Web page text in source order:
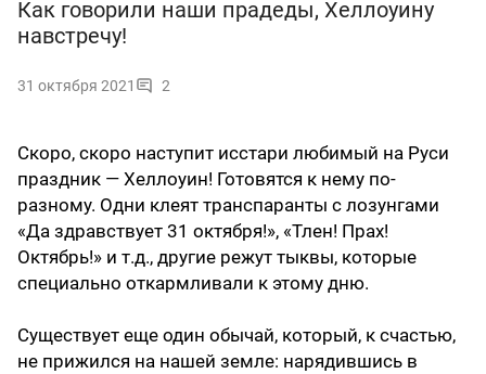
Как говорили наши прадеды, Хеллоуину
навстречу!
31 октября 2021 2
Скоро, скоро наступит исстари любимый на Руси
праздник — Хеллоуин! Готовятся к нему по-
разному. Одни клеят транспаранты с лозунгами
«Да здравствует 31 октября!», «Тлен! Прах!
Октябрь!» и т.д., другие режут тыквы, которые
специально откармливали к этому дню.
Существует еще один обычай, который, к счастью,
не прижился на нашей земле: нарядившись в